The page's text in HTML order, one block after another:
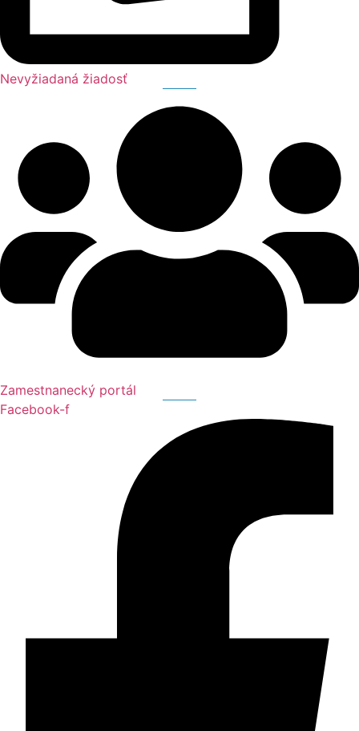
Nevyžiadaná žiadosť
Zamestnanecký portál
Facebook-f